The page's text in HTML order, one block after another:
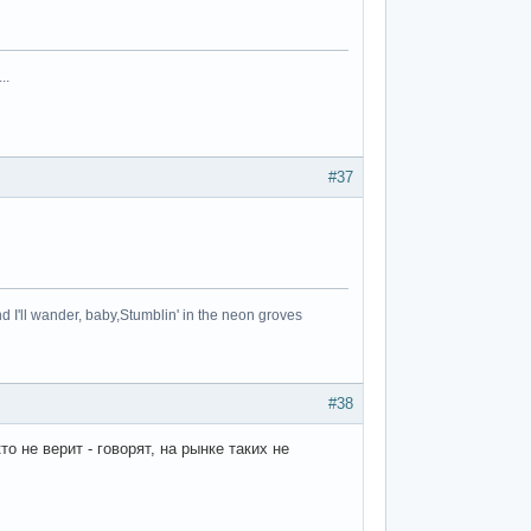
#37
I'll wander, baby,Stumblin' in the neon groves
#38
не верит - говорят, на рынке таких не